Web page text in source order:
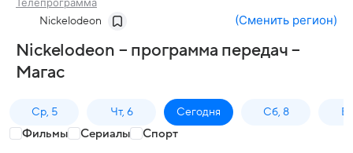
Nickelodeon (Сменить регион)
Nickelodeon – программа передач –
Магас
Ср, 5 Чт, 6 Сегодня Сб, 8
Фильмы Сериалы Спорт